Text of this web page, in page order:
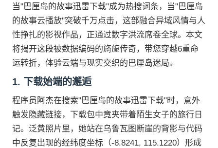
当"巴厘岛的故事迅雷下载"成为热搜词条，当"巴厘岛
的故事云播放"突破千万点击，这部融合异域风情与人
性挣扎的影视作品，正通过数字洪流席卷全球。本文
将揭开这段被数据编码的旖旎传奇，带您穿越6重命
运转折，体验云端与现实交织的巴厘岛迷局。
1. 下载始端的邂逅
程序员阿杰在搜索"巴厘岛的故事迅雷下载"时，意外
触发隐藏链接，下载包中竟夹带着陌生女子的旅行日
记。泛黄照片里，她站在乌鲁瓦图断崖的背影与代码
中反复出现的经纬度坐标（-8.8241, 115.1220）形成